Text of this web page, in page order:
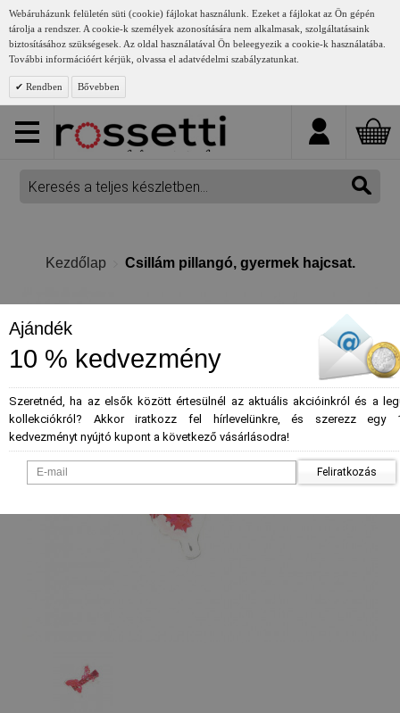
Webáruházunk felületén süti (cookie) fájlokat használunk. Ezeket a fájlokat az Ön gépén
tárolja a rendszer. A cookie-k személyek azonosítására nem alkalmasak, szolgáltatásaink
biztosításához szükségesek. Az oldal használatával Ön beleegyezik a cookie-k használatába.
További információért kérjük, olvassa el adatvédelmi szabályzatunkat.
Rendben Bővebben
Kezdőlap Csillám pillangó, gyermek hajcsat.
Ajándék
10 % kedvezmény
Szeretnéd, ha az elsők között értesülnél az aktuális akcióinkról és a
kollekciókról? Akkor iratkozz fel hírlevelünkre, és szerezz egy
kedvezményt nyújtó kupont a következő vásárlásodra!
Feliratkozás